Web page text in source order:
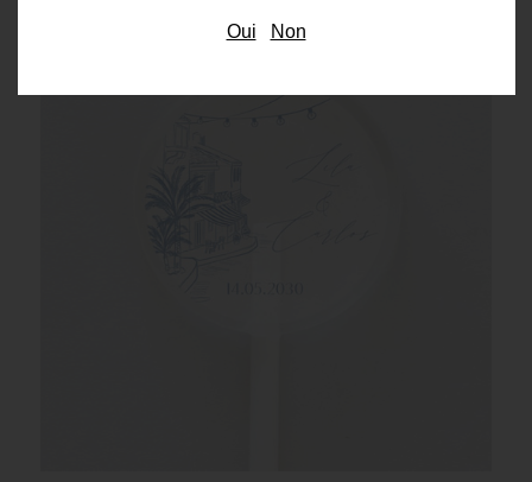
Oui Non